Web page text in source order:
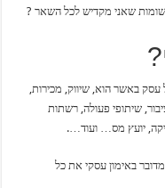
שאני מקדיש לכל השאר ?
באשר הוא, שיווק, מכירות,
שיתופי פעולה, רשתות
יועץ מס… ועוד….
באימון עסקי את כל